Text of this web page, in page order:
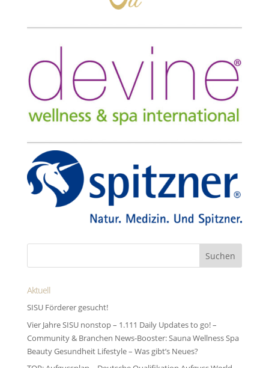
Aktuell
SISU Förderer gesucht!
Vier Jahre SISU nonstop – 1.111 Daily Updates to go! –
Community & Branchen News-Booster: Sauna Wellness Spa
Beauty Gesundheit Lifestyle – Was gibt’s Neues?